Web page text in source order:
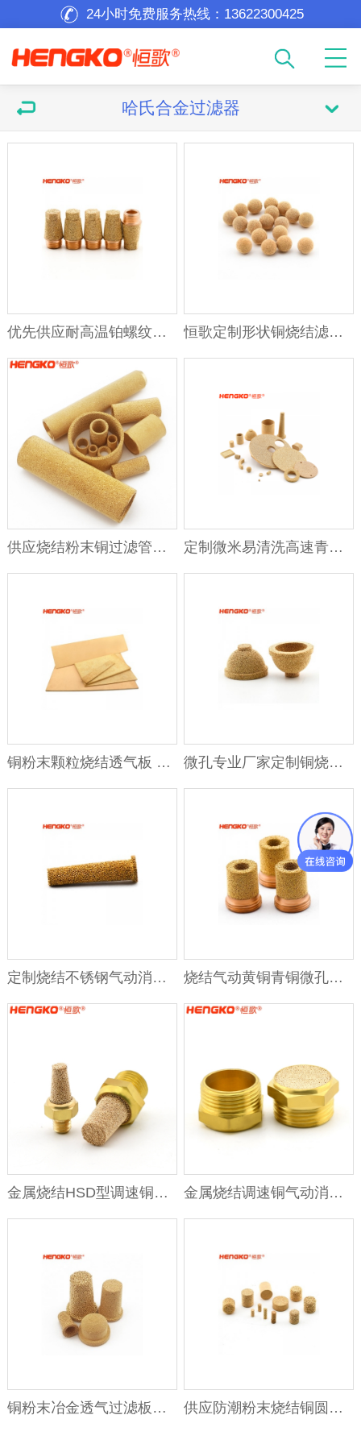
24小时免费服务热线： 13622300425
哈氏合金过滤器
优先供应耐高温铂螺纹锥形HBSL-B 烧结铜气动排气消声器 恒歌定制形状铜烧结滤芯,高精度孔隙均匀铜镀镍合金烧结金属滤芯
供应烧结粉末铜过滤管反冲洗3-90微米过滤系统 定制微米易清洗高速青铜烧结多孔滤板 适用于滤水机
铜粉末颗粒烧结透气板 铜大规格烧结过滤板 按需求定制 微孔专业厂家定制铜烧结粉末过滤筒帽杯 用于微米级过滤应用
定制烧结不锈钢气动消声器排气消音器过滤器和通气孔用于降噪 烧结气动黄铜青铜微孔消声器
金属烧结HSD型调速铜气动排气消声器过滤器 汽车降噪气阀消声器 金属烧结调速铜气动消声器过滤器 汽车降噪气阀消声器
铜粉末冶金透气过滤板滤片滤杯管透气过滤加工按需定制 供应防潮粉末烧结铜圆柱滤芯用于污染水过滤